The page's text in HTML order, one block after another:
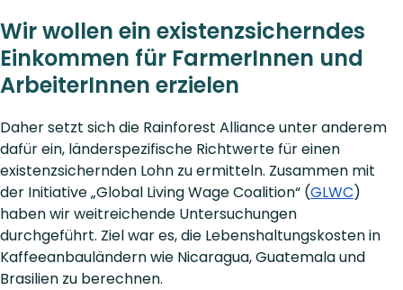
Wir wollen ein existenzsicherndes
Einkommen für FarmerInnen und
ArbeiterInnen erzielen
Daher setzt sich die Rainforest Alliance unter anderem
dafür ein, länderspezifische Richtwerte für einen
existenzsichernden Lohn zu ermitteln. Zusammen mit
der Initiative „Global Living Wage Coalition“ (GLWC)
haben wir weitreichende Untersuchungen
durchgeführt. Ziel war es, die Lebenshaltungskosten in
Kaffeeanbauländern wie Nicaragua, Guatemala und
Brasilien zu berechnen.